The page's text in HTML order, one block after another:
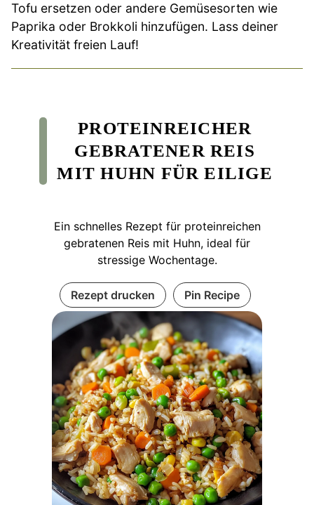
Tofu ersetzen oder andere Gemüsesorten wie
Paprika oder Brokkoli hinzufügen. Lass deiner
Kreativität freien Lauf!
PROTEINREICHER
GEBRATENER REIS
MIT HUHN FÜR EILIGE
Ein schnelles Rezept für proteinreichen
gebratenen Reis mit Huhn, ideal für
stressige Wochentage.
Rezept drucken Pin Recipe